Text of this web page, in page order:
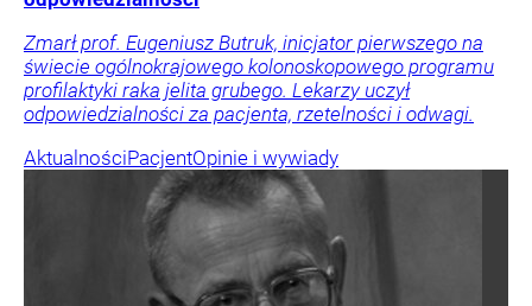
Zmarł prof. Eugeniusz Butruk, inicjator pierwszego na
świecie ogólnokrajowego kolonoskopowego programu
profilaktyki raka jelita grubego. Lekarzy uczył
odpowiedzialności za pacjenta, rzetelności i odwagi.
AktualnościPacjentOpinie i wywiady